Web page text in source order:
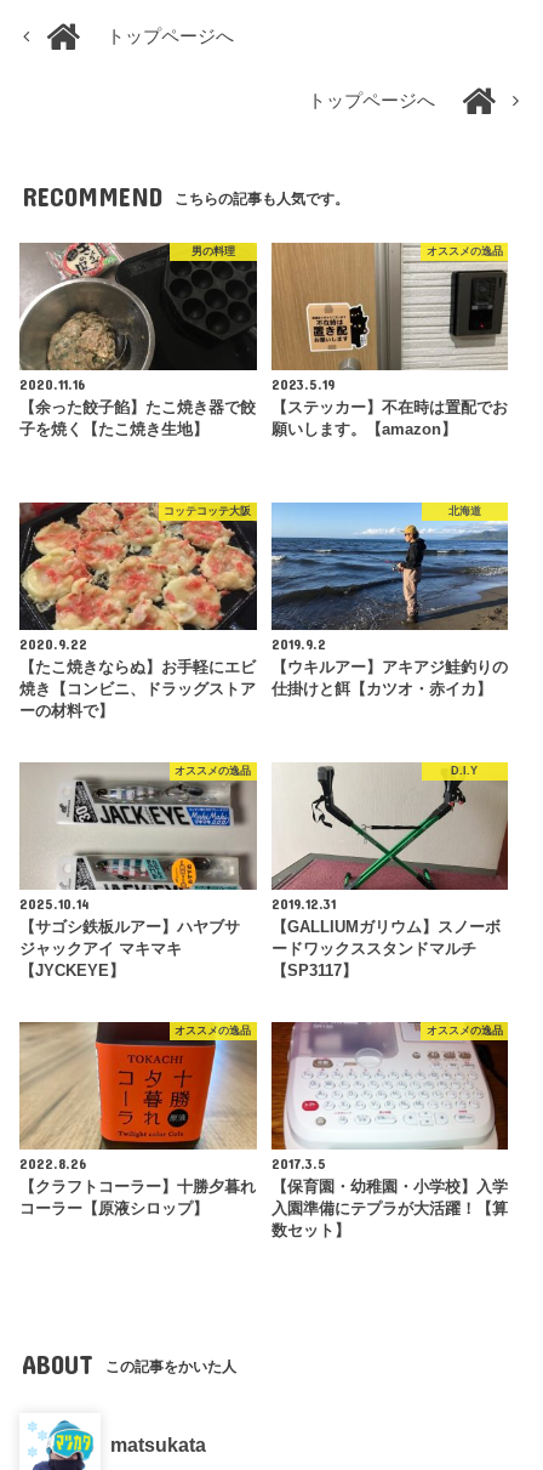
トップページへ
トップページへ
RECOMMEND こちらの記事も人気です。
男の料理
2020.11.16
【余った餃子餡】たこ焼き器で餃
子を焼く【たこ焼き生地】
オススメの逸品
2023.5.19
【ステッカー】不在時は置配でお
願いします。【amazon】
コッテコッテ大阪
2020.9.22
【たこ焼きならぬ】お手軽にエビ
焼き【コンビニ、ドラッグストア
ーの材料で】
北海道
2019.9.2
【ウキルアー】アキアジ鮭釣りの
仕掛けと餌【カツオ・赤イカ】
オススメの逸品
2025.10.14
【サゴシ鉄板ルアー】ハヤブサ
ジャックアイ マキマキ
【JYCKEYE】
D.I.Y
2019.12.31
【GALLIUMガリウム】スノーボ
ードワックススタンドマルチ
【SP3117】
オススメの逸品
2022.8.26
【クラフトコーラー】十勝夕暮れ
コーラー【原液シロップ】
オススメの逸品
2017.3.5
【保育園・幼稚園・小学校】入学
入園準備にテプラが大活躍！【算
数セット】
ABOUT この記事をかいた人
matsukata